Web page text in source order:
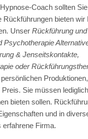
Coach sollten
Rückführungen bieten wir
Unser Rückführung
Psychotherapie
& Jenseitskontakte,
oder
Preis. Sie müssen
bieten sollen.
und in
erfahrene Firma.